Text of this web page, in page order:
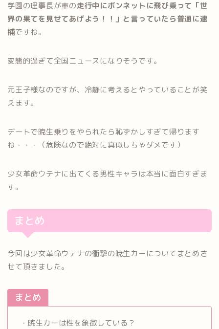
学園の理事長が車の走行中にボンネットに飛び乗って「世
界の果てを見せてあげよう！！」と言っていたら普通に逮
捕ですね。
変態的過ぎて全国ニュースになりそうです。
元王子様なのですが、冷静に考えるとやっていることが笑
えます。
デートで暁生乗りをやられたら恥ずかしすぎて帰ります
ね・・・（危険なので絶対に真似しちゃダメです）
少女革命ウテナに出てくる男性キャラは本当に面白すぎま
す。
まとめ
今回は少女革命ウテナの衝撃の暁生カーについてまとめさ
せて頂きました。
まとめ
・暁生カーは性を象徴している？